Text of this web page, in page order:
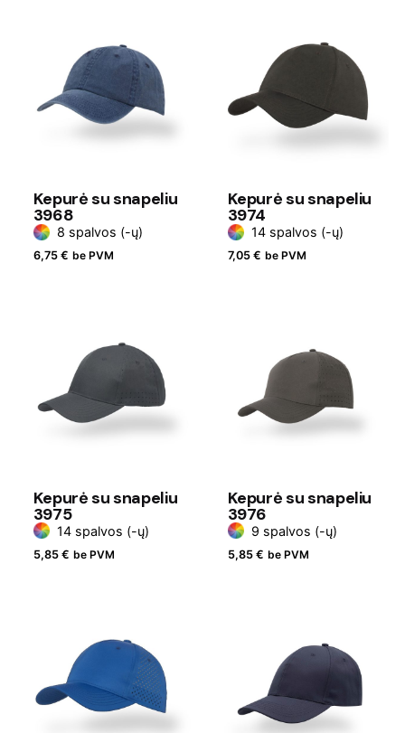
Kepurė su snapeliu
3968
8 spalvos (-ų)
6,75 € be PVM
Kepurė su snapeliu
3974
14 spalvos (-ų)
7,05 € be PVM
Kepurė su snapeliu
3975
14 spalvos (-ų)
5,85 € be PVM
Kepurė su snapeliu
3976
9 spalvos (-ų)
5,85 € be PVM